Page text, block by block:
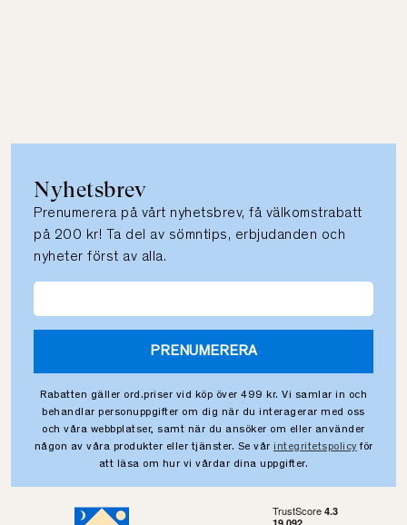
Nyhetsbrev
Prenumerera på vårt nyhetsbrev, få välkomstrabatt
på 200 kr! Ta del av sömntips, erbjudanden och
nyheter först av alla.
PRENUMERERA
Rabatten gäller ord.priser vid köp över 499 kr. Vi samlar in och
behandlar personuppgifter om dig när du interagerar med oss
och våra webbplatser, samt när du ansöker om eller använder
någon av våra produkter eller tjänster. Se vår integritetspolicy för
att läsa om hur vi vårdar dina uppgifter.